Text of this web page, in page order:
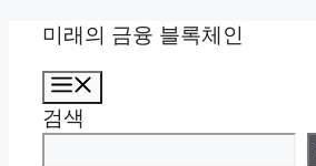
미래의 금융 블록체인
검색